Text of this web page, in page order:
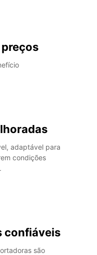
adaptável para
condições
confiáveis
são